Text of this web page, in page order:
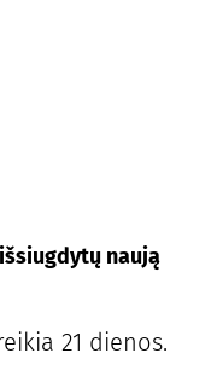
naują
21 dienos.